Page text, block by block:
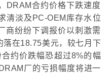
DRAM合约价格下跌速度
清淡及PC-OEM库存水位
商纷纷下调报价以刺激需
落在18.75美元，较七月下
约价跌幅恐超过8%的幅
厂的亏损幅度将进一